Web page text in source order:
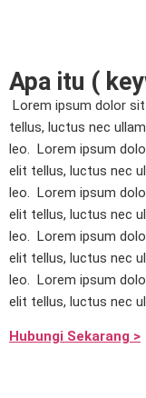
Apa itu (
Lorem ipsum dolor
tellus, luctus nec
leo. Lorem ipsum
elit tellus, luctus nec
leo. Lorem ipsum
elit tellus, luctus nec
leo. Lorem ipsum
elit tellus, luctus nec
leo. Lorem ipsum
elit tellus, luctus nec
Hubungi Sekarang >